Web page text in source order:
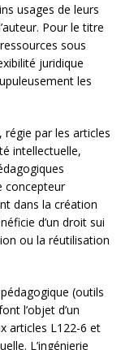
usages de leurs
Pour le titre
sous
juridique
les
, régie par les articles
intellectuelle,
concepteur
dans la création
d’un droit sui
ou la réutilisation
(outils
l’objet d’un
articles L122-6 et
L’ingénierie